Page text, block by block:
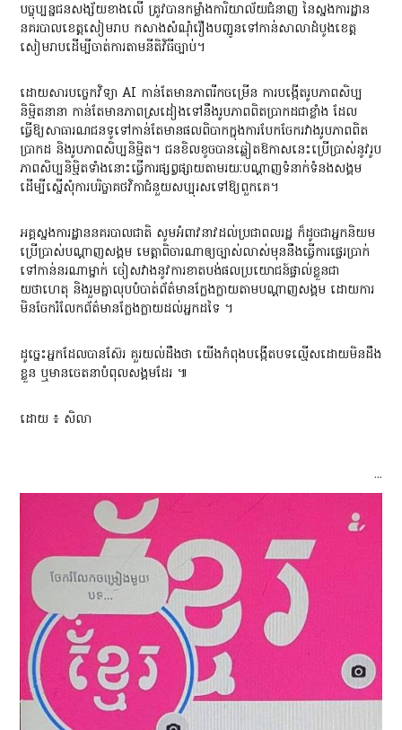
បច្ចុប្បន្នជនសង្ស័យខាងលើ ត្រូវបានកម្លាំងការិយាល័យជំនាញ នៃស្នងការដ្ឋាន
នគរបាលខេត្តសៀមរាប កសាងសំណុំរឿងបញ្ជូនទៅកាន់សាលាដំបូងខេត្ត
សៀមរាបដើម្បីចាត់ការតាមនីតិវិធីច្បាប់។
ដោយសារបច្ចេកវិទ្យា AI កាន់តែមានភាពរីកចម្រើន ការបង្កើតរូបភាពសិប្ប
និម្មិតនានា កាន់តែមានភាពស្រដៀងទៅនឹងរូបភាពពិតប្រាកដជាខ្លាំង ដែល
ធ្វើឱ្យសាធារណជនទូទៅកាន់តែមានផលពិបាកក្នុងការបែកចែករវាងរូបភាពពិត
ប្រាកដ និងរូបភាពសិប្បនិម្មិត។ ជនខិលខូចបានឆ្លៀតឱកាសនេះប្រើប្រាស់នូវរូប
ភាពសិប្បនិម្មិតទាំងនោះធ្វើការផ្សព្វផ្សាយតាមរយៈបណ្តាញទំនាក់ទំនងសង្គម
ដើម្បីស្នើសុំការបរិច្ចាគថវិកាជំនួយសប្បុរសទៅឱ្យពួកគេ។
អគ្គស្នងការដ្ឋាននគរបាលជាតិ សូមអំពាវនាវដល់ប្រជាពលរដ្ឋ ក៏ដូចជាអ្នកនិយម
ប្រើប្រាស់បណ្តាញសង្គម មេត្តាពិចារណាឲ្យច្បាស់លាស់មុននឹងធ្វើការផ្ទេរប្រាក់
ទៅកាន់នរណាម្នាក់ ចៀសវាងនូវការខាតបង់ផលប្រយោជន៍ផ្ទាល់ខ្លួនជា
យថាហេតុ និងរួមគ្នាលុបបំបាត់ព័ត៌មានក្លែងក្លាយតាមបណ្តាញសង្គម ដោយការ
មិនចែករំលែកព័ត៌មានក្លែងក្លាយដល់អ្នកដទៃ ។
ដូច្នេះអ្នកដែលបានស៊ែរ គួរយល់ដឹងថា យើងកំពុងបង្កើតបទល្មើសដោយមិនដឹង
ខ្លួន ឬមានចេតនាបំពុលសង្គមដែរ ៕
ដោយ ៖ សិលា
...